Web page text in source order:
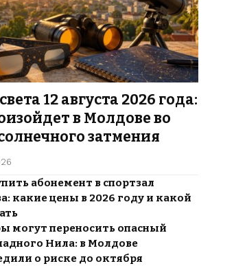
12 августа 2026 года:
в Молдове во
затмения
абонемент в спортзал
какие цены в 2026 году и какой
могут переносить опасный
Нила: в Молдове
о риске до октября